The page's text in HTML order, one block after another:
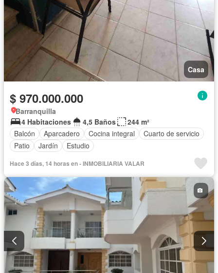
Casa
$ 970.000.000
Barranquilla
4 Habitaciones
4,5 Baños
244 m²
Balcón
Aparcadero Cocina integral
Cuarto de servicio
Patio
Jardín Estudio
Hace 3 días, 14 horas en - INMOBILIARIA VALAR